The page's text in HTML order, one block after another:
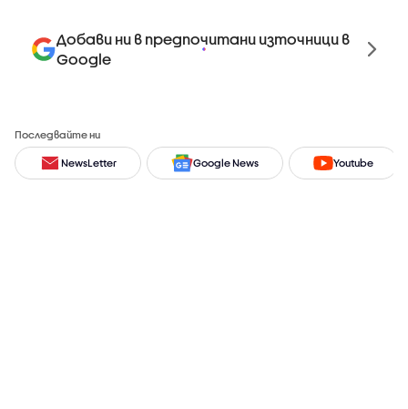
Добави ни в предпочитани източници в
Google
Последвайте ни
NewsLetter Google News Youtube